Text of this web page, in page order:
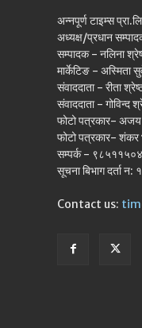
अन्नपूर्ण टाइम्स
अध्यक्ष/प्रधान
सम्पादक - नलिना
मार्केटिङ - अस्मिता
संवाददाता - रीता
संवाददाता - गोविन्द
फोटो पत्रकार- अजय
फोटो पत्रकार-
सम्पर्क -
सूचना बिभाग दर्ता
Contact us: